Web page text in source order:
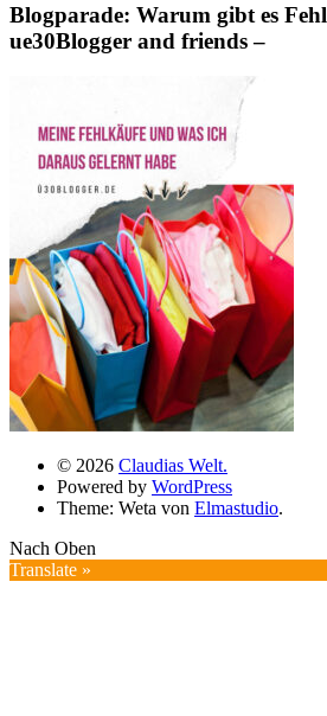
Blogparade: Warum gibt es
ue30Blogger and friends –
© 2026 Claudias Welt.
Powered by WordPress
Theme: Weta von Elmastudio.
Nach Oben
Translate »